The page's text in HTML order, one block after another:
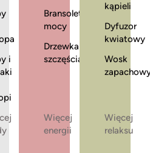
i
Bransoletki
mocy
Drzewka
szczęścia
Więcej
energii
kąpieli
Dyfuzor
kwiatowy
Wosk
Więcej
relaksu